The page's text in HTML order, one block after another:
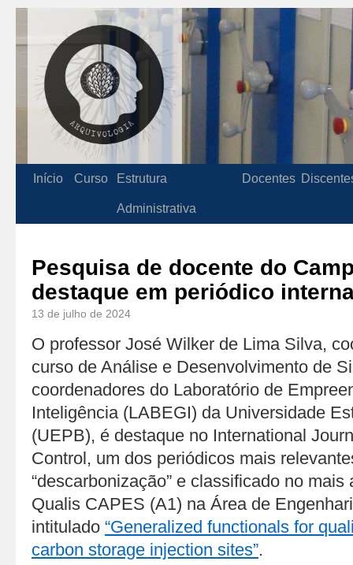
Início Curso Estrutura
Administrativa
Docentes
Pesquisa de docente do
destaque em periódico
13 de julho de 2024
O professor José Wilker de Lima Silva,
curso de Análise e Desenvolvimento de
coordenadores do Laboratório de
Inteligência (LABEGI) da Universidade
(UEPB), é destaque no International
Control, um dos periódicos mais
“descarbonização” e classificado no
Qualis CAPES (A1) na Área de
intitulado “Generalized functionals for
carbon storage injection sites”.